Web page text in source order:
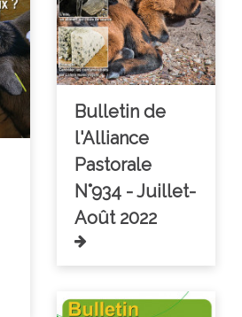
Bulletin de
l'Alliance
Pastorale
N°934 - Juillet-
Août 2022